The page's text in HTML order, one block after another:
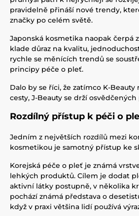
pravidelně přináší nové trendy,
značky po celém světě.
Japonská kosmetika naopak čerpá
klade důraz na kvalitu,
rychle se měnících trendů se
principy péče o pleť.
Dalo by se říci, že zatímco K-Beauty
cesty, J-Beauty se drží
Rozdílný přístup k péči o
Jedním z největších rozdílů mezi
kosmetikou je samotný přístup ke
Korejská péče o pleť je známá
lehkých produktů. Cílem je dodat
aktivní látky postupně, v několika
pochází známá představa o
když v praxi většina lidí používá